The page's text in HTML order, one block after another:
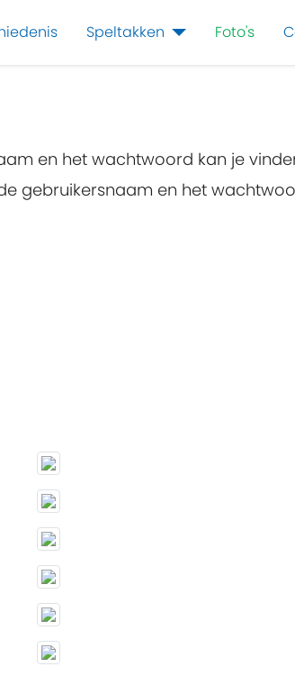
Speltakken Foto's
en het wachtwoord kan je
gebruikersnaam en het